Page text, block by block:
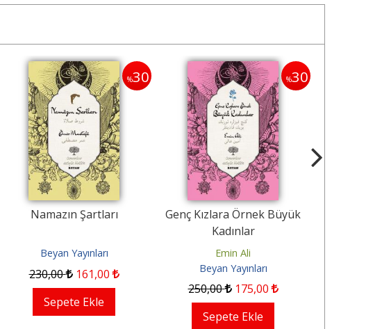
%30
Namazın Şartları
Beyan Yayınları
230,00 161,00
Sepete Ekle
%30
Genç Kızlara Örnek Büyük
Kadınlar
Emin Ali
Beyan Yayınları
250,00 175,00
Sepete Ekle